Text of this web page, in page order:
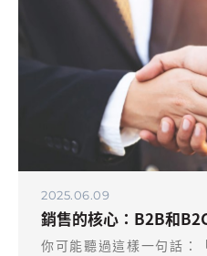
2025.06.09
銷售的核心：B2B和
你可能聽過這樣一句話：